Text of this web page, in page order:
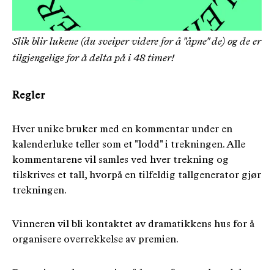
Slik blir lukene (du sveiper videre for å "åpne" de) og de er
tilgjengelige for å delta på i 48 timer!
Regler
Hver unike bruker med en kommentar under en
kalenderluke teller som et "lodd" i trekningen. Alle
kommentarene vil samles ved hver trekning og
tilskrives et tall, hvorpå en tilfeldig tallgenerator gjør
trekningen.
Vinneren vil bli kontaktet av dramatikkens hus for å
organisere overrekkelse av premien.